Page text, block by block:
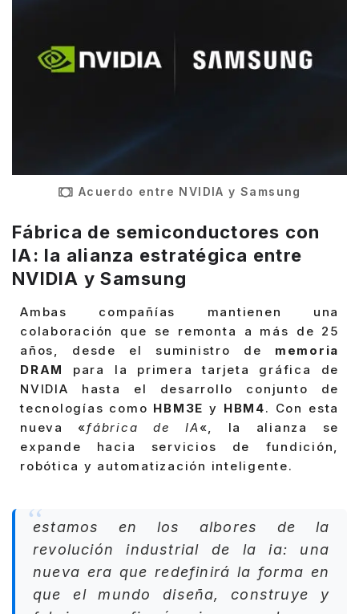
Acuerdo entre NVIDIA y Samsung
Fábrica de semiconductores con
IA: la alianza estratégica entre
NVIDIA y Samsung
Ambas compañías mantienen una
colaboración que se remonta a más de 25
años, desde el suministro de memoria
DRAM para la primera tarjeta gráfica de
NVIDIA hasta el desarrollo conjunto de
tecnologías como HBM3E y HBM4. Con esta
nueva «fábrica de IA«, la alianza se
expande hacia servicios de fundición,
robótica y automatización inteligente.
estamos en los albores de la
revolución industrial de la ia: una
nueva era que redefinirá la forma en
que el mundo diseña, construye y